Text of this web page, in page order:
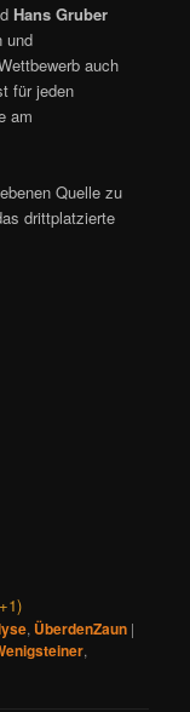
Hans Gruber
und
auch
für jeden
am
Quelle zu
drittplatzierte
, ÜberdenZaun |
,